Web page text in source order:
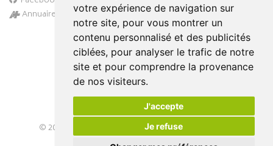
votre expérience de navigation sur
notre site, pour vous montrer un
contenu personnalisé et des publicités
ciblées, pour analyser le trafic de notre
site et pour comprendre la provenance
de nos visiteurs.
J'accepte
Je refuse
Annuaire des pharmacies
PAIEMENT SÉCURISÉ
© 2026 – Tous droits réservés –
Apotekisto Pharmacie Cloud